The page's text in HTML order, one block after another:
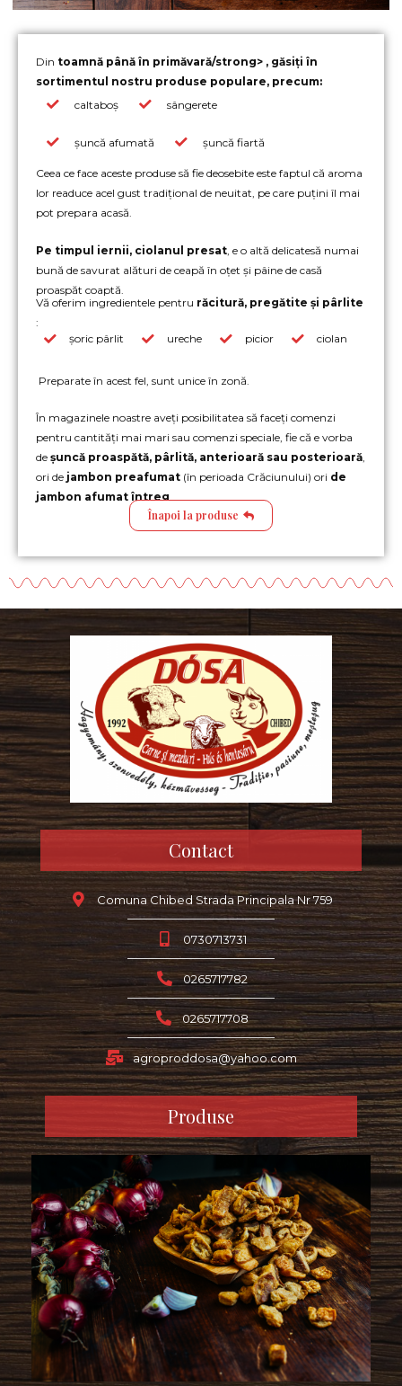
Din toamnă până în primăvară/strong> , găsiți în
sortimentul nostru produse populare, precum:
caltaboș
sângerete
șuncă afumată șuncă fiartă
Ceea ce face aceste produse să fie deosebite este faptul că aroma
lor readuce acel gust tradițional de neuitat, pe care puțini îl mai
pot prepara acasă.
Pe timpul iernii, ciolanul presat , e o altă delicatesă numai
bună de savurat alături de ceapă în oțet și pâine de casă
proaspăt coaptă.
Vă oferim ingredientele pentru răcitură, pregătite și pârlite
:
șoric pârlit
ureche picior ciolan
Preparate în acest fel, sunt unice în zonă.
În magazinele noastre aveți posibilitatea să faceți comenzi
pentru cantități mai mari sau comenzi speciale, fie că e vorba
de șuncă proaspătă, pârlită, anterioară sau posterioară
ori de jambon preafumat (în perioada Crăciunului) ori de
jambon afumat întreg
Înapoi la produse
Contact
Comuna Chibed Strada Principala Nr 759
0730713731
0265717782
0265717708
agroproddosa@yahoo.com
Produse